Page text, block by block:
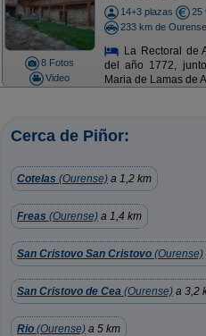
8 Fotos
Video
14+3 plazas
25
233 km de Ourense
La Rectoral de
del año 1772,
Maria de Lamas de
Cerca de Piñor:
Cotelas (Ourense) a 1,2 km
Freas (Ourense) a 1,4 km
San Cristovo San Cristovo (Ourense)
San Cristovo de Cea (Ourense) a 3,2
Rio (Ourense) a 5 km